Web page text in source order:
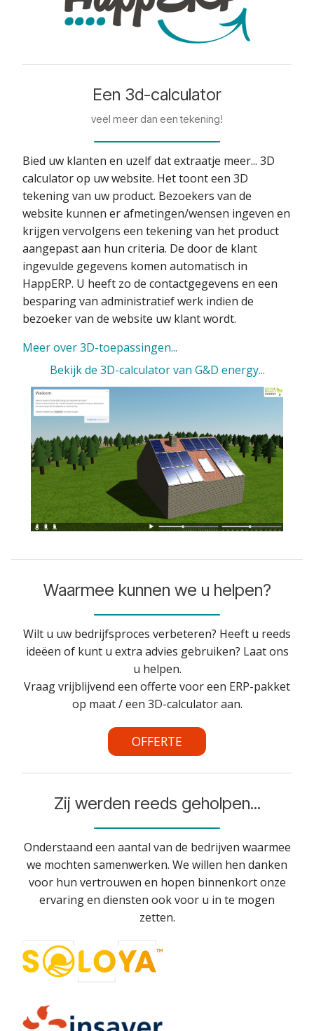
Een 3d-calculator
veel meer dan een tekening!
Bied uw klanten en uzelf dat extraatje meer... 3D
calculator op uw website. Het toont een 3D
tekening van uw product. Bezoekers van de
website kunnen er afmetingen/wensen ingeven en
krijgen vervolgens een tekening van het product
aangepast aan hun criteria. De door de klant
ingevulde gegevens komen automatisch in
HappERP. U heeft zo de contactgegevens en een
besparing van administratief werk indien de
bezoeker van de website uw klant wordt.
Meer over 3D-toepassingen...
Bekijk de 3D-calculator van G&D energy...
Waarmee kunnen we u helpen?
Wilt u uw bedrijfsproces verbeteren? Heeft u reeds
ideëen of kunt u extra advies gebruiken? Laat ons
u helpen.
Vraag vrijblijvend een offerte voor een ERP-pakket
op maat / een 3D-calculator aan.
OFFERTE
Zij werden reeds geholpen...
Onderstaand een aantal van de bedrijven waarmee
we mochten samenwerken. We willen hen danken
voor hun vertrouwen en hopen binnenkort onze
ervaring en diensten ook voor u in te mogen
zetten.